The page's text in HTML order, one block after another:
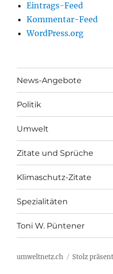
Eintrags-Feed
Kommentar-Feed
WordPress.org
News-Angebote
Politik
Umwelt
Zitate und Sprüche
Klimaschutz-Zitate
Spezialitäten
Toni W. Püntener
umweltnetz.ch Stolz